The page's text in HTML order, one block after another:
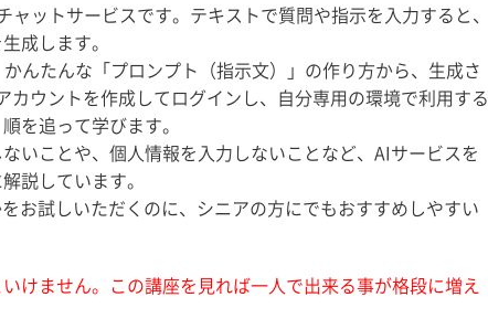
ットサービスです。テキストで質問や指示を入力すると、
成します。
んたんな「プロンプト（指示文）」の作り方から、生成さ
ウントを作成してログインし、自分専用の環境で利用する
を追って学びます。
いことや、個人情報を入力しないことなど、AIサービスを
説しています。
お試しいただくのに、シニアの方にでもおすすめしやすい
けません。この講座を見れば一人で出来る事が格段に増え